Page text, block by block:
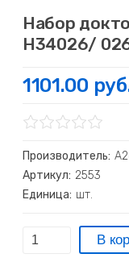
Набор
Н34026/
1101.00
Производитель:
Артикул: 2553
Единица: шт.